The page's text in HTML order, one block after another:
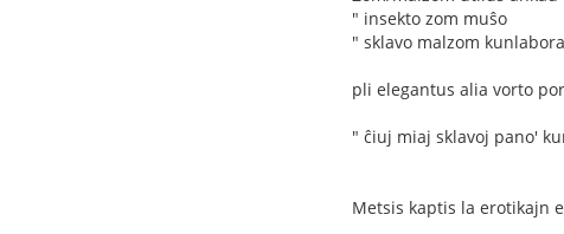
" insekto zom muŝo
" sklavo malzom
pli elegantus alia vorto
" ĉiuj miaj sklavoj pano'
Metsis kaptis la erotikajn